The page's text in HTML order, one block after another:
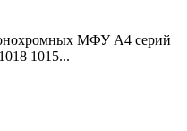
МФУ A4 серий
1015...